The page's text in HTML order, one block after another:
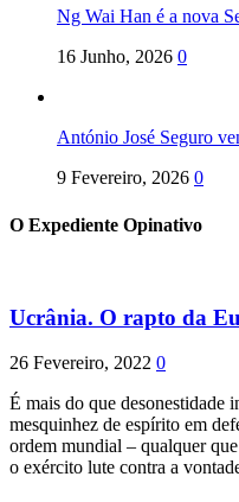
Ng Wai Han é a nova
16 Junho, 2026 0
António José Seguro
9 Fevereiro, 2026 0
O Expediente Opinativo
Ucrânia. O rapto da
26 Fevereiro, 2022 0
É mais do que desonestidade
mesquinhez de espírito em
ordem mundial – qualquer
o exército lute contra a